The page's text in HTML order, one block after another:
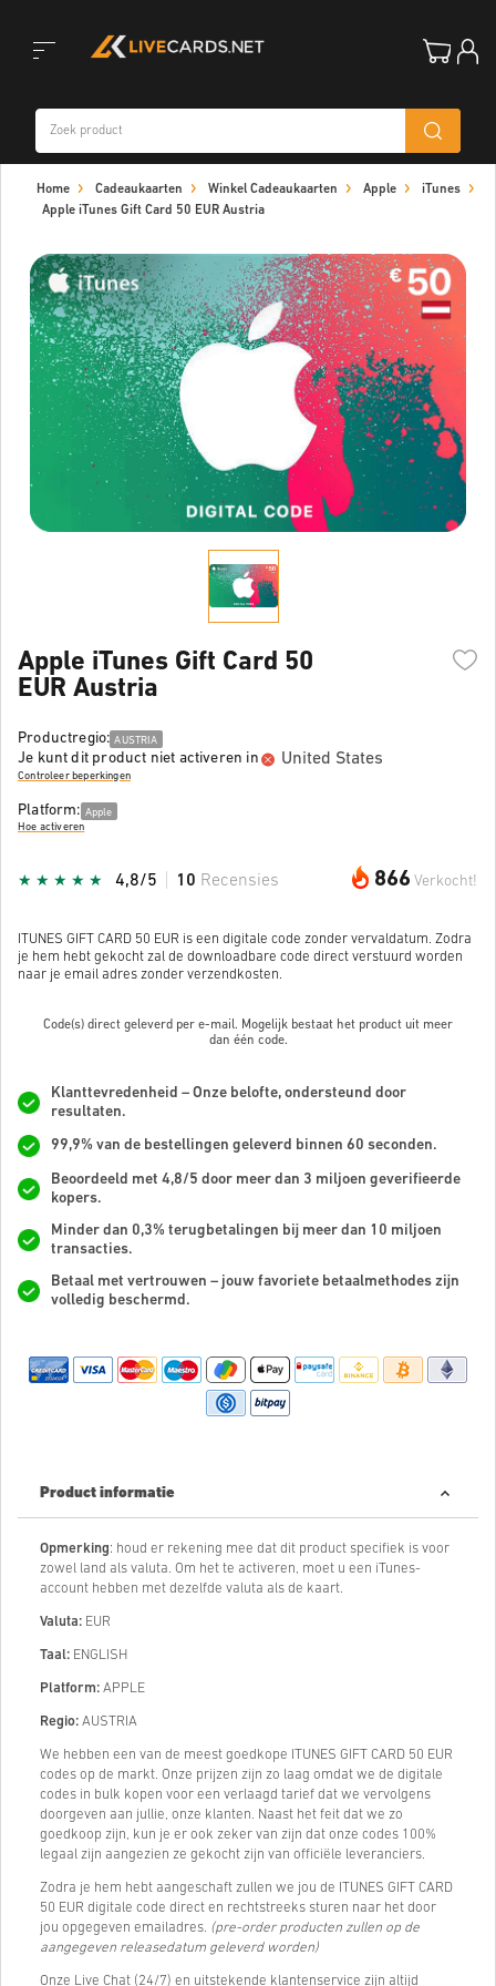
navigation
Home Cadeaukaarten Winkel Cadeaukaarten Apple
iTunes
Apple iTunes Gift Card 50 EUR Austria
Apple iTunes Gift Card 50
EUR Austria
Productregio: AUSTRIA
Je kunt dit product niet activeren in United States
Controleer beperkingen
Platform: Apple
Hoe activeren
866 Verkocht!
4,8/5 10 Recensies
ITUNES GIFT CARD 50 EUR is een digitale code zonder vervaldatum. Zodra
je hem hebt gekocht zal de downloadbare code direct verstuurd worden
naar je email adres zonder verzendkosten.
Code(s) direct geleverd per e-mail. Mogelijk bestaat het product uit meer
dan één code.
Klanttevredenheid – Onze belofte, ondersteund door
resultaten.
99,9% van de bestellingen geleverd binnen 60 seconden.
Beoordeeld met 4,8/5 door meer dan 3 miljoen geverifieerde
kopers.
Minder dan 0,3% terugbetalingen bij meer dan 10 miljoen
transacties.
Betaal met vertrouwen – jouw favoriete betaalmethodes zijn
volledig beschermd.
Product informatie
Opmerking: houd er rekening mee dat dit product specifiek is voor
zowel land als valuta. Om het te activeren, moet u een iTunes-
account hebben met dezelfde valuta als de kaart.
Valuta: EUR
Taal: ENGLISH
Platform: APPLE
Regio: AUSTRIA
We hebben een van de meest goedkope ITUNES GIFT CARD 50 EUR
codes op de markt. Onze prijzen zijn zo laag omdat we de digitale
codes in bulk kopen voor een verlaagd tarief dat we vervolgens
doorgeven aan jullie, onze klanten. Naast het feit dat we zo
goedkoop zijn, kun je er ook zeker van zijn dat onze codes 100%
legaal zijn aangezien ze gekocht zijn van officiële leveranciers.
Zodra je hem hebt aangeschaft zullen we jou de ITUNES GIFT CARD
50 EUR digitale code direct en rechtstreeks sturen naar het door
jou opgegeven emailadres. (pre-order producten zullen op de
aangegeven releasedatum geleverd worden)
Onze Live Chat (24/7) en uitstekende klantenservice zijn altijd